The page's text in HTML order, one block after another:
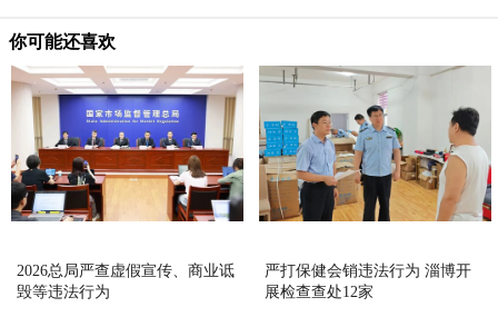
你可能还喜欢
2026总局严查虚假宣传、商业诋
毁等违法行为
严打保健会销违法行为 淄博开
展检查查处12家